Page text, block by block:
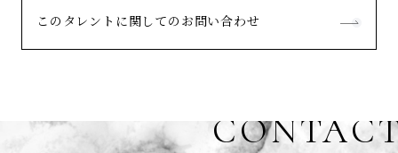
このタレントに関してのお問い合わせ